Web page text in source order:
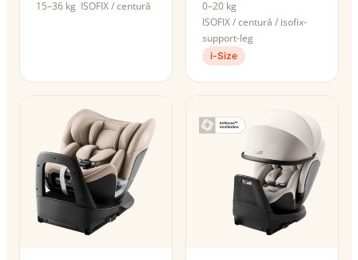
15–36 kg ISOFIX / centură
0–20 kg
ISOFIX / centură / isofix-
support-leg
i-Size